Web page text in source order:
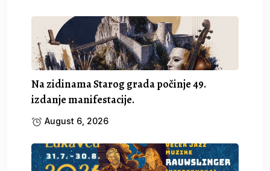
Na zidinama Starog grada počinje 49.
izdanje manifestacije.
August 6, 2026